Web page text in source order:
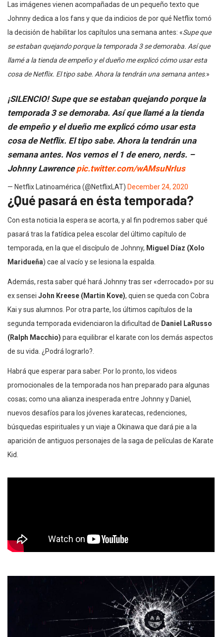
Las imágenes vienen acompañadas de un pequeño texto que
Johnny dedica a los fans y que da indicios de por qué Netflix tomó
la decisión de habilitar los capítulos una semana antes: «Supe que
se estaban quejando porque la temporada 3 se demoraba. Así que
llamé a la tienda de empeño y el dueño me explicó cómo usar esta
cosa de Netflix. El tipo sabe. Ahora la tendrán una semana antes.»
¡SILENCIO! Supe que se estaban quejando porque la
temporada 3 se demoraba. Así que llamé a la tienda
de empeño y el dueño me explicó cómo usar esta
cosa de Netflix. El tipo sabe. Ahora la tendrán una
semana antes. Nos vemos el 1 de enero, nerds. –
Johnny Lawrence pic.twitter.com/wAMsuNrIus
— Netflix Latinoamérica (@NetflixLAT) December 24, 2020
¿Qué pasará en ésta temporada?
Con esta noticia la espera se acorta, y al fin podremos saber qué
pasará tras la fatídica pelea escolar del último capítulo de
temporada, en la que el discípulo de Johnny, Miguel Díaz (Xolo
Maridueña) cae al vacío y se lesiona la espalda.
Además, resta saber qué hará Johnny tras ser «derrocado» por su
ex sensei John Kreese (Martin Kove), quien se queda con Cobra
Kai y sus alumnos. Por otra parte, los últimos capítulos de la
segunda temporada evidenciaron la dificultad de Daniel LaRusso
(Ralph Macchio) para equilibrar el karate con los demás aspectos
de su vida. ¿Podrá lograrlo?.
Habrá que esperar para saber. Por lo pronto, los videos
promocionales de la temporada nos han preparado para algunas
cosas; como una alianza inesperada entre Johnny y Daniel,
nuevos desafíos para los jóvenes karatecas, redenciones,
búsquedas espirituales y un viaje a Okinawa que dará pie a la
aparición de antiguos personajes de la saga de películas de Karate
Kid.